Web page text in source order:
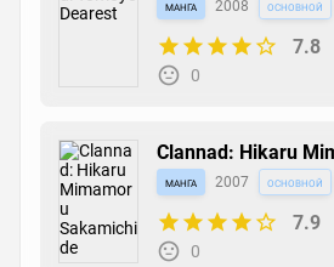
манга 2008 основной
7.8
0
Clannad: Hikaru
Sakamichi de
манга 2007 основной
7.9
0